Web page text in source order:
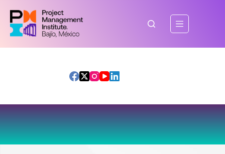
contenido
Somos Programas de PMI
Capítulo Bajío México